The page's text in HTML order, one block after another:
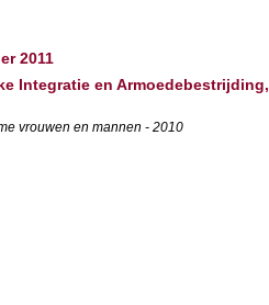
2011
Integratie en
vrouwen en mannen - 2010